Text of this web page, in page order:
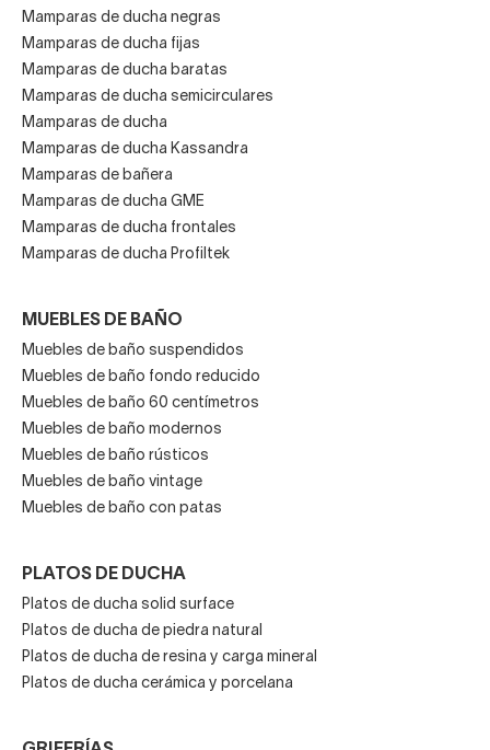
Mamparas de ducha negras
Mamparas de ducha fijas
Mamparas de ducha baratas
Mamparas de ducha semicirculares
Mamparas de ducha
Mamparas de ducha Kassandra
Mamparas de bañera
Mamparas de ducha GME
Mamparas de ducha frontales
Mamparas de ducha Profiltek
MUEBLES DE BAÑO
Muebles de baño suspendidos
Muebles de baño fondo reducido
Muebles de baño 60 centímetros
Muebles de baño modernos
Muebles de baño rústicos
Muebles de baño vintage
Muebles de baño con patas
PLATOS DE DUCHA
Platos de ducha solid surface
Platos de ducha de piedra natural
Platos de ducha de resina y carga mineral
Platos de ducha cerámica y porcelana